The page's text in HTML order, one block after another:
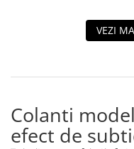
VEZI
Colanti
efect de